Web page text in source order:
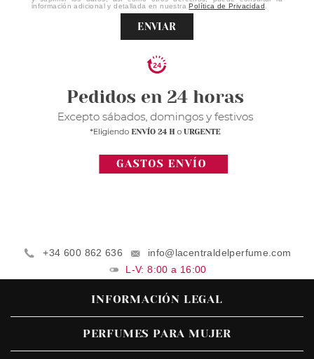
información adicional y detallada en nuestraPolítica de Privacidad
ENVIAR
+34 600 862 636
info@lacentraldelperfume.com
L-V: 8:00 a 16:00
INFORMACIÓN LEGAL
PERFUMES PARA MUJER